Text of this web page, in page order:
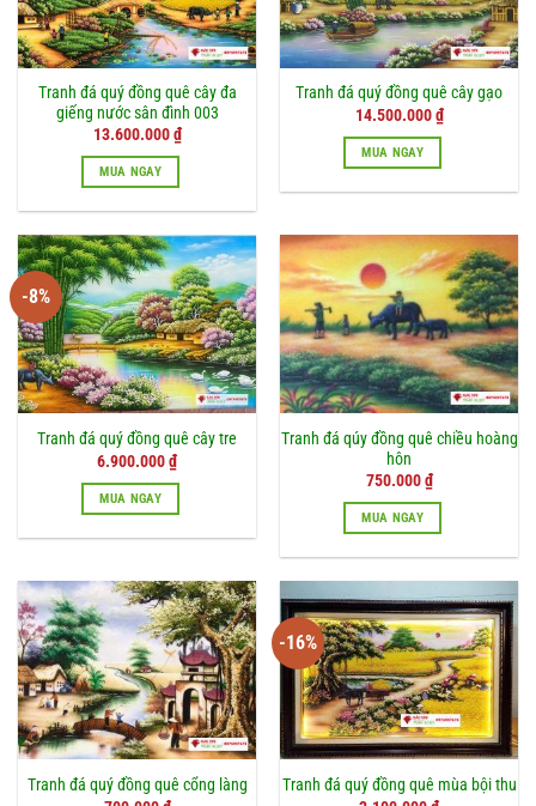
Tranh đá quý đồng quê cây đa
giếng nước sân đình 003
Giá
là:
15.500.000 ₫.
13.600.000₫Giá
hiện
MUA NGAY
Tranh đá quý đồng quê cây gạo
14.500.000₫
MUA NGAY
-8%
Tranh đá quý đồng quê cây tre
Giá
là:
7.500.000 ₫.
6.900.000₫Giá
hiện
tại
MUA NGAY
Tranh đá qúy đồng quê chiều hoàng
hôn
750.000₫
MUA NGAY
Tranh đá quý đồng quê cổng làng
-16%
Tranh đá quý đồng quê mùa bội thu